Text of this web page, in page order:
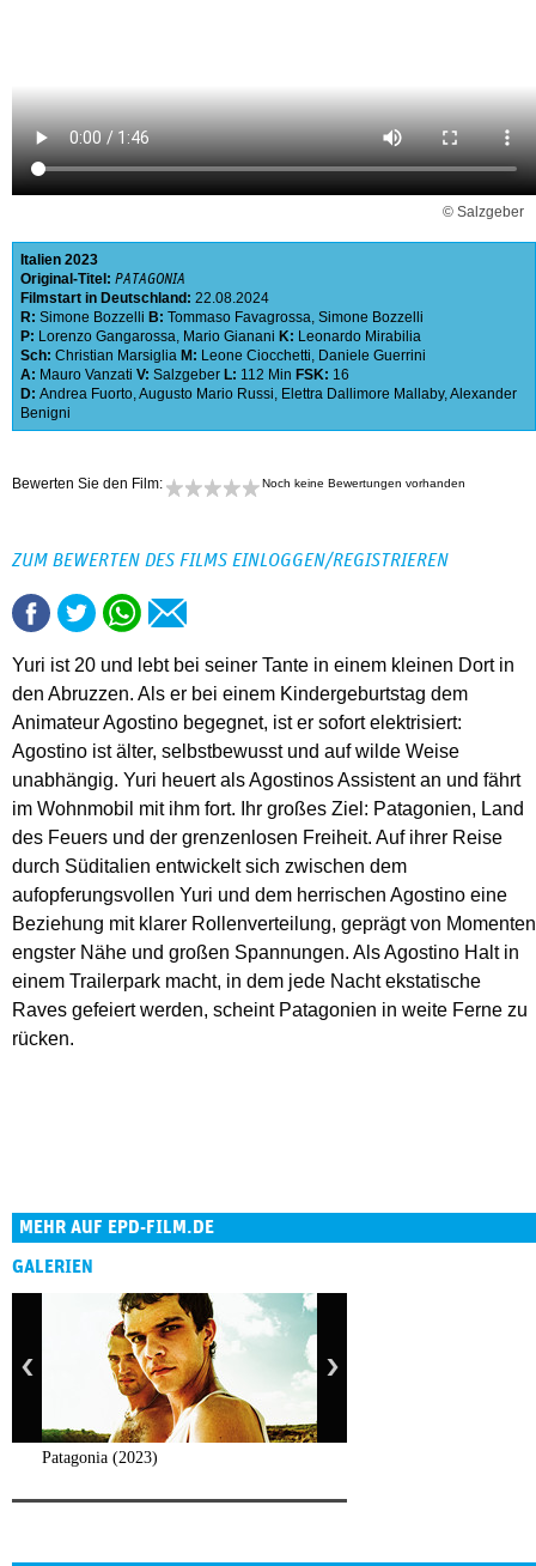
© Salzgeber
Italien 2023
Original-Titel: PATAGONIA
Filmstart in Deutschland: 22.08.2024
R: Simone Bozzelli B: Tommaso Favagrossa, Simone Bozzelli
P: Lorenzo Gangarossa, Mario Gianani K: Leonardo Mirabilia
Sch: Christian Marsiglia M: Leone Ciocchetti, Daniele Guerrini
A: Mauro Vanzati V: Salzgeber L: 112 Min FSK: 16
D: Andrea Fuorto,Augusto Mario Russi, Elettra Dallimore Mallaby,Alexander
Benigni
Bewerten Sie den Film: Noch keine Bewertungen vorhanden
ZUM BEWERTEN DES FILMS EINLOGGEN/REGISTRIEREN
Yuri ist 20 und lebt bei seiner Tante in einem kleinen Dort in
den Abruzzen. Als er bei einem Kindergeburtstag dem
Animateur Agostino begegnet, ist er sofort elektrisiert:
Agostino ist älter, selbstbewusst und auf wilde Weise
unabhängig. Yuri heuert als Agostinos Assistent an und fährt
im Wohnmobil mit ihm fort. Ihr großes Ziel: Patagonien, Land
des Feuers und der grenzenlosen Freiheit. Auf ihrer Reise
durch Süditalien entwickelt sich zwischen dem
aufopferungsvollen Yuri und dem herrischen Agostino eine
Beziehung mit klarer Rollenverteilung, geprägt von Momenten
engster Nähe und großen Spannungen. Als Agostino Halt in
einem Trailerpark macht, in dem jede Nacht ekstatische
Raves gefeiert werden, scheint Patagonien in weite Ferne zu
rücken.
MEHR AUF EPD-FILM.DE
GALERIEN
Patagonia (2023)